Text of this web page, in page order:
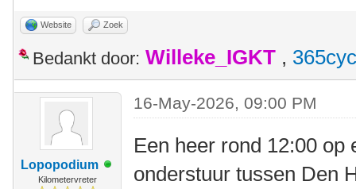
Website Zoek
Bedankt door: Willeke_IGKT ,
Lopopodium
Kilometervreter
16-May-2026, 09:00 PM
Een heer rond 12:00
onderstuur tussen Den